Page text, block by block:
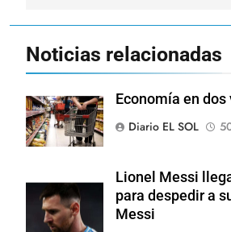
Noticias relacionadas
Economía en
Diario EL SOL
Lionel Messi
para despedir a
Messi